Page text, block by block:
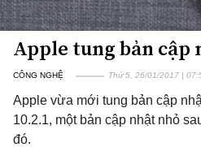
Apple tung bản cập
CÔNG NGHỆ Thứ 5, 26/01/2017 |
Apple vừa mới tung bản cập
10.2.1, một bản cập nhật nhỏ
đó.